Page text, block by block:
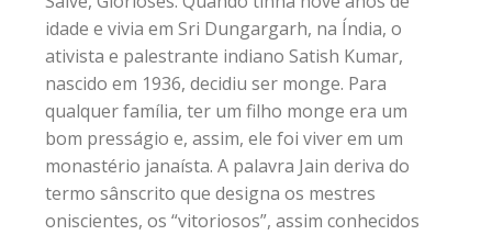
idade e vivia em Sri Dungargarh, na Índia, o
ativista e palestrante indiano Satish Kumar,
nascido em 1936, decidiu ser monge. Para
qualquer família, ter um filho monge era um
bom presságio e, assim, ele foi viver em um
monastério janaísta. A palavra Jain deriva do
termo sânscrito que designa os mestres
oniscientes, os “vitoriosos”, assim conhecidos